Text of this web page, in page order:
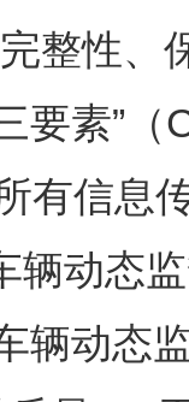
整性、
要素”
有信息
辆动态
辆动态